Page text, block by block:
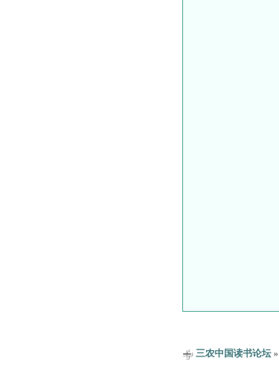
三农中国读书论坛 »